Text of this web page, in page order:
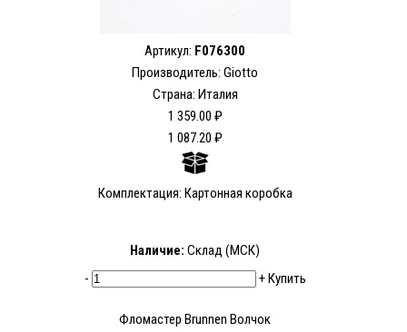
Артикул: F076300
Производитель: Giotto
Страна: Италия
1 359.00 ₽
1 087.20 ₽
Комплектация: Картонная коробка
Наличие: Склад (МСК)
-
+Купить
Фломастер Brunnen Волчок